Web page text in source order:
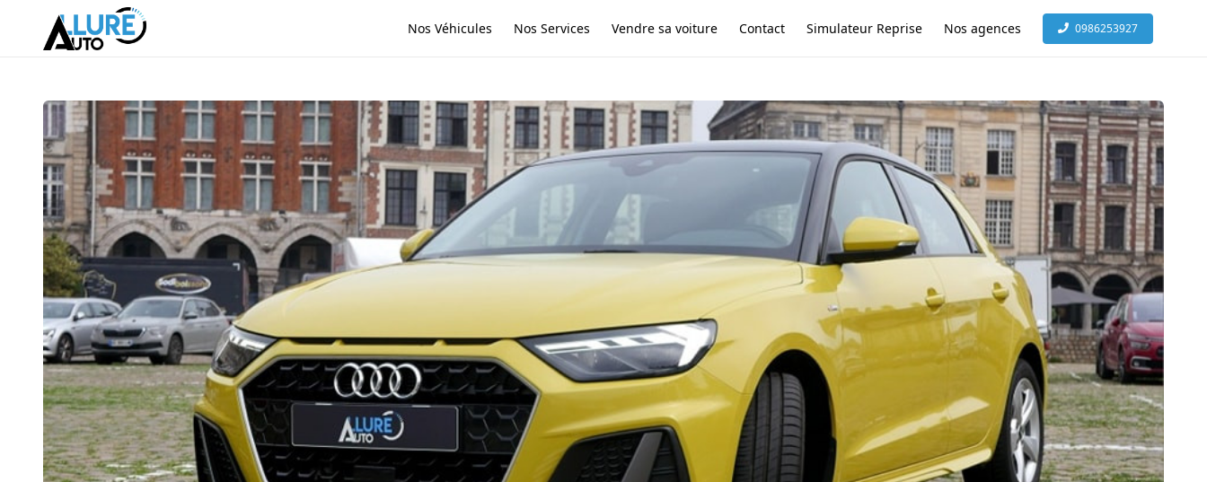
Nos Véhicules Nos Services Vendre sa voiture Contact Simulateur Reprise Nos agences 0986253927